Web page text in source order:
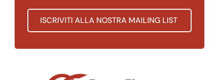
ISCRIVITI ALLA NOSTRA MAILING LIST